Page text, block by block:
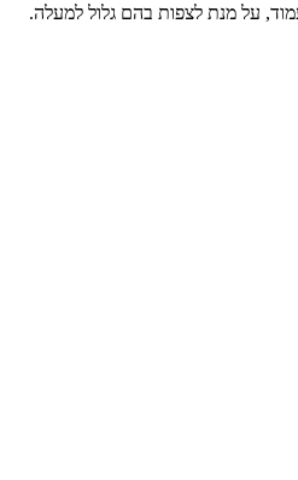
על מנת לצפות בהם גלול למעלה.